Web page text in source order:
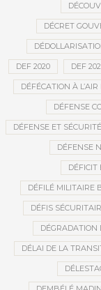
DÉCRET
DEF 2020 DEF
DÉFÉCATION À
DÉFENSE
DÉFENSE ET SÉCURITÉ
DÉFENSE
DÉFICIT
DÉFILÉ MILITAIRE
DÉFIS
DÉGRADATION
DÉLAI DE LA